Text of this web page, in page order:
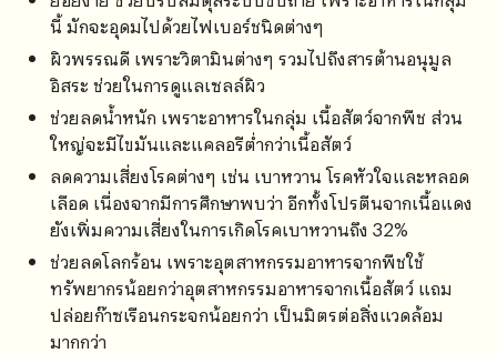
นี้ มักจะอุดมไปด้วยไฟเบอร์ชนิดต่างๆ
ผิวพรรณดี เพราะวิตามินต่างๆ รวมไปถึงสารต้านอนุมูล
อิสระ ช่วยในการดูแลเซลล์ผิว
ช่วยลดน้ำหนัก เพราะอาหารในกลุ่ม เนื้อสัตว์จากพืช ส่วน
ใหญ่จะมีไขมันและแคลอรีต่ำกว่าเนื้อสัตว์
ลดความเสี่ยงโรคต่างๆ เช่น เบาหวาน โรคหัวใจและหลอด
เลือด เนื่องจากมีการศึกษาพบว่า อีกทั้งโปรตีนจากเนื้อแดง
ยังเพิ่มความเสี่ยงในการเกิดโรคเบาหวานถึง 32%
ช่วยลดโลกร้อน เพราะอุตสาหกรรมอาหารจากพืชใช้
ทรัพยากรน้อยกว่าอุตสาหกรรมอาหารจากเนื้อสัตว์ แถม
ปล่อยก๊าซเรือนกระจกน้อยกว่า เป็นมิตรต่อสิ่งแวดล้อม
มากกว่า